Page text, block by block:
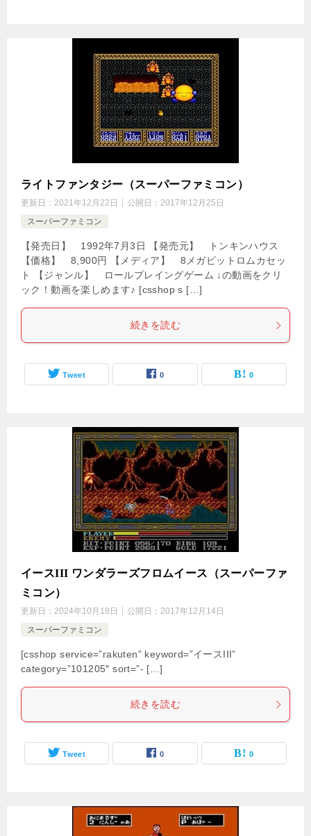
ライトファンタジー（スーパーファミコン）
更新日： 2021年12月22日 公開日： 2017年12月25日
スーパーファミコン
【発売日】 1992年7月3日 【発売元】 トンキンハウス
【価格】 8,900円 【メディア】 8メガビットロムカセッ
ト 【ジャンル】 ロールプレイングゲーム ↓の動画をクリ
ック！動画を楽しめます♪ [csshop s […]
続きを読む
Tweet 0 0
イースIII ワンダラーズフロムイース（スーパーファ
ミコン）
更新日： 2024年10月18日 公開日： 2017年12月14日
スーパーファミコン
[csshop service=”rakuten” keyword=”イースIII”
category=”101205″ sort=”- […]
続きを読む
Tweet 0 0